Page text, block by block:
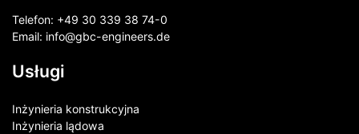
Telefon: +49 30 339 38 74-0
Email: info@gbc-engineers.de
Usługi
Inżynieria konstrukcyjna
Inżynieria lądowa